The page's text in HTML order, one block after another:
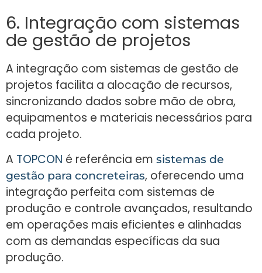
6. Integração com sistemas
de gestão de projetos
A integração com sistemas de gestão de
projetos facilita a alocação de recursos,
sincronizando dados sobre mão de obra,
equipamentos e materiais necessários para
cada projeto.
A TOPCON é referência em sistemas de
gestão para concreteiras, oferecendo uma
integração perfeita com sistemas de
produção e controle avançados, resultando
em operações mais eficientes e alinhadas
com as demandas específicas da sua
produção.